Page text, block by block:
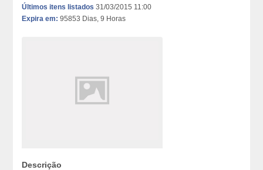
Últimos itens listados 31/03/2015 11:00
Expira em: 95853 Dias, 9 Horas
Descrição